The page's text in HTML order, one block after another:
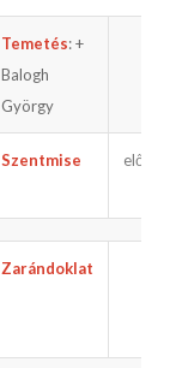
Temetés: +
Balogh
György
Szentmise előtte
Zarándoklat